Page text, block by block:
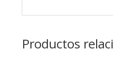
Productos